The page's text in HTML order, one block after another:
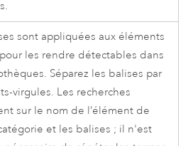
sont appliquées aux éléments
les rendre détectables dans
Séparez les balises par
virgules. Les recherches
sur le nom de l’élément de
et les balises ; il n'est